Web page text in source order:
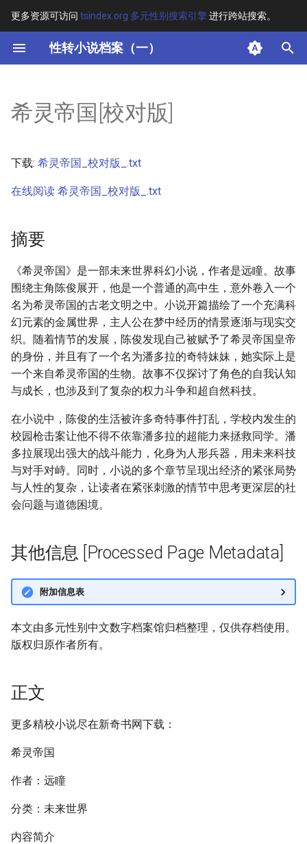
更多资源可访问 tsindex.org 多元性别搜索引擎进行跨站搜索。
性转小说档案（一）
键
开
搜
索
其他信息 [Processed Page
希灵帝国[校对版]
下载: 希灵帝国_校对版_.txt
在线阅读 希灵帝国_校对版_.txt
摘要
《希灵帝国》是一部未来世界科幻小说，作者是远瞳。故事
围绕主角陈俊展开，他是一个普通的高中生，意外卷入一个
名为希灵帝国的古老文明之中。小说开篇描绘了一个充满科
幻元素的金属世界，主人公在梦中经历的情景逐渐与现实交
织。随着情节的发展，陈俊发现自己被赋予了希灵帝国皇帝
的身份，并且有了一个名为潘多拉的奇特妹妹，她实际上是
一个来自希灵帝国的生物。故事不仅探讨了角色的自我认知
与成长，也涉及到了复杂的权力斗争和超自然科技。
在小说中，陈俊的生活被许多奇特事件打乱，学校内发生的
校园枪击案让他不得不依靠潘多拉的超能力来拯救同学。潘
多拉展现出强大的战斗能力，化身为人形兵器，用未来科技
与对手对峙。同时，小说的多个章节呈现出经济的紧张局势
与人性的复杂，让读者在紧张刺激的情节中思考更深层的社
会问题与道德困境。
其他信息 [Processed Page Metadata]
附加信息表
本文由多元性别中文数字档案馆归档整理，仅供存档使用。
版权归原作者所有。
正文
更多精校小说尽在新奇书网下载：
希灵帝国
作者：远瞳
分类：未来世界
内容简介